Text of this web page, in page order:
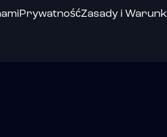
PrywatnośćZasady i